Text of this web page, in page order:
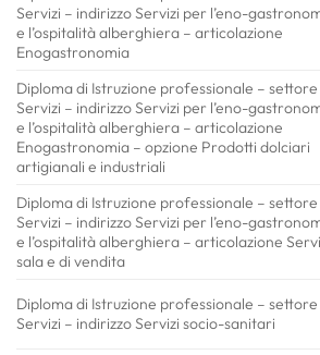
Servizi – indirizzo Servizi per l’eno-
e l’ospitalità alberghiera – articolazione
Enogastronomia
Diploma di Istruzione professionale – settore
Servizi – indirizzo Servizi per l’eno-
e l’ospitalità alberghiera – articolazione
Enogastronomia – opzione Prodotti dolciari
artigianali e industriali
Diploma di Istruzione professionale – settore
Servizi – indirizzo Servizi per l’eno-
e l’ospitalità alberghiera – articolazione
sala e di vendita
Diploma di Istruzione professionale – settore
Servizi – indirizzo Servizi socio-sanitari